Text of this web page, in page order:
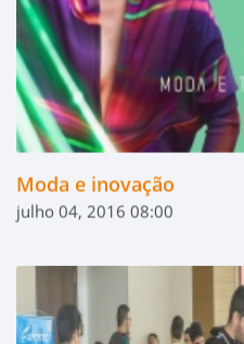
Moda e inovação
julho 04, 2016 08:00